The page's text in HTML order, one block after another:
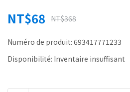
NT$68 NT$368
Numéro de produit: 693417771233
Disponibilité: Inventaire insuffisant